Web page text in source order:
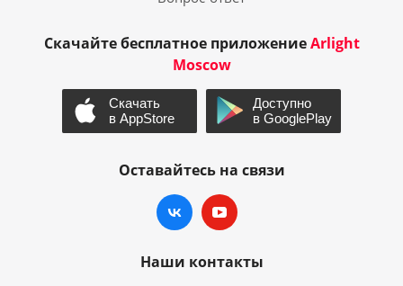
Скачайте бесплатное приложениеArlight
Moscow
Оставайтесь на связи
Наши контакты